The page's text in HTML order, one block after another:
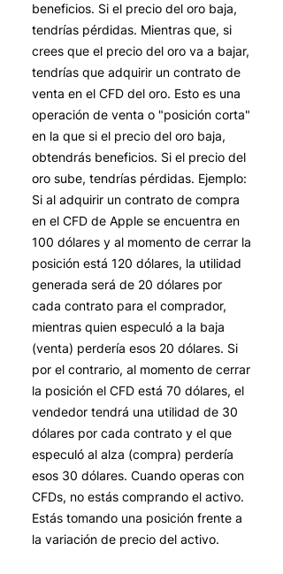
beneficios. Si el precio del oro baja,
tendrías pérdidas. Mientras que, si
crees que el precio del oro va a bajar,
tendrías que adquirir un contrato de
venta en el CFD del oro. Esto es una
operación de venta o "posición corta"
en la que si el precio del oro baja,
obtendrás beneficios. Si el precio del
oro sube, tendrías pérdidas. Ejemplo:
Si al adquirir un contrato de compra
en el CFD de Apple se encuentra en
100 dólares y al momento de cerrar la
posición está 120 dólares, la utilidad
generada será de 20 dólares por
cada contrato para el comprador,
mientras quien especuló a la baja
(venta) perdería esos 20 dólares. Si
por el contrario, al momento de cerrar
la posición el CFD está 70 dólares, el
vendedor tendrá una utilidad de 30
dólares por cada contrato y el que
especuló al alza (compra) perdería
esos 30 dólares. Cuando operas con
CFDs, no estás comprando el activo.
Estás tomando una posición frente a
la variación de precio del activo.